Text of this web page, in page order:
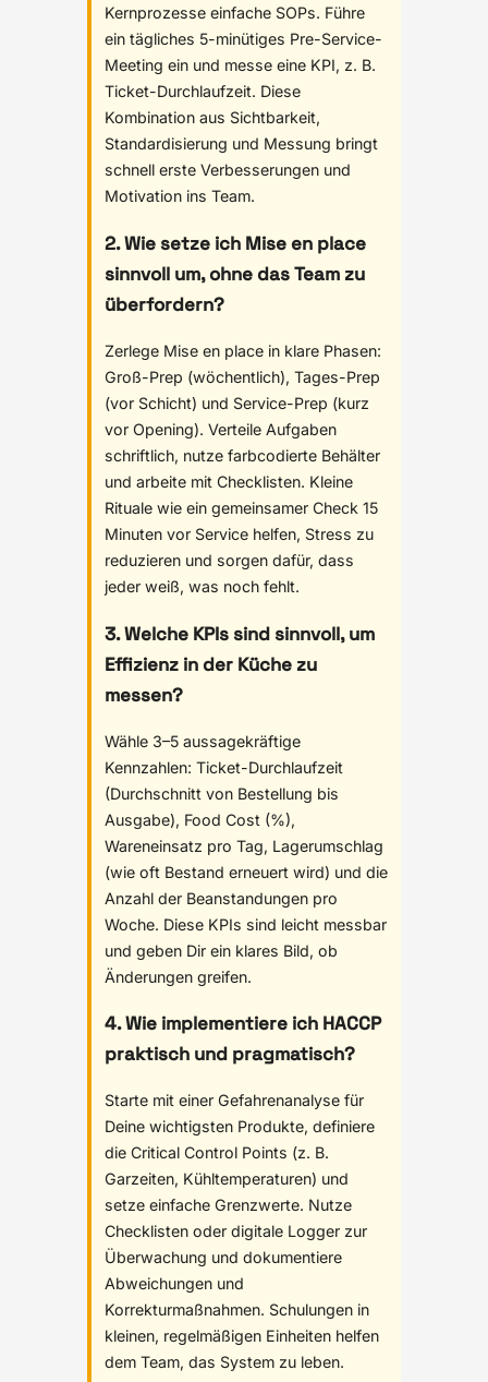
Kernprozesse einfache SOPs. Führe
ein tägliches 5-minütiges Pre-Service-
Meeting ein und messe eine KPI, z. B.
Ticket-Durchlaufzeit. Diese
Kombination aus Sichtbarkeit,
Standardisierung und Messung bringt
schnell erste Verbesserungen und
Motivation ins Team.
2. Wie setze ich Mise en place
sinnvoll um, ohne das Team zu
überfordern?
Zerlege Mise en place in klare Phasen:
Groß-Prep (wöchentlich), Tages-Prep
(vor Schicht) und Service-Prep (kurz
vor Opening). Verteile Aufgaben
schriftlich, nutze farbcodierte Behälter
und arbeite mit Checklisten. Kleine
Rituale wie ein gemeinsamer Check 15
Minuten vor Service helfen, Stress zu
reduzieren und sorgen dafür, dass
jeder weiß, was noch fehlt.
3. Welche KPIs sind sinnvoll, um
Effizienz in der Küche zu
messen?
Wähle 3–5 aussagekräftige
Kennzahlen: Ticket-Durchlaufzeit
(Durchschnitt von Bestellung bis
Ausgabe), Food Cost (%),
Wareneinsatz pro Tag, Lagerumschlag
(wie oft Bestand erneuert wird) und die
Anzahl der Beanstandungen pro
Woche. Diese KPIs sind leicht messbar
und geben Dir ein klares Bild, ob
Änderungen greifen.
4. Wie implementiere ich HACCP
praktisch und pragmatisch?
Starte mit einer Gefahrenanalyse für
Deine wichtigsten Produkte, definiere
die Critical Control Points (z. B.
Garzeiten, Kühltemperaturen) und
setze einfache Grenzwerte. Nutze
Checklisten oder digitale Logger zur
Überwachung und dokumentiere
Abweichungen und
Korrekturmaßnahmen. Schulungen in
kleinen, regelmäßigen Einheiten helfen
dem Team, das System zu leben.